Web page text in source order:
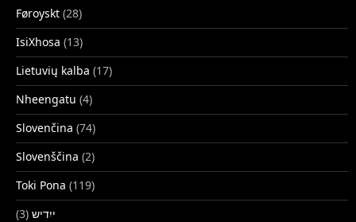
Føroyskt (28)
IsiXhosa (13)
Lietuvių kalba (17)
Nheengatu (4)
Slovenčina (74)
Slovenščina (2)
Toki Pona (119)
ייִדיש (3)